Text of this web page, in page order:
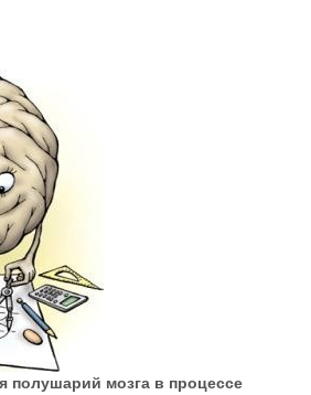
полушарий мозга в процессе